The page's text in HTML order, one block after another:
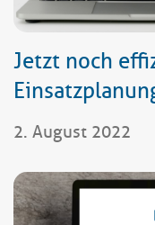
Jetzt noch
2. August 2022